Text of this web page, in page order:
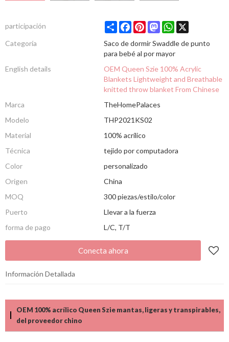
participación ShareFacebookPinterestMastodonWhatsApp
X
Categoría
Saco de dormir Swaddle de punto
para bebé al por mayor
English details
OEM Queen Szie 100% Acrylic
Blankets Lightweight and Breathable
knitted throw blanket From Chinese
Marca
TheHomePalaces
Modelo
THP2021KS02
Material
100% acrílico
Técnica
tejido por computadora
Color
personalizado
Origen
China
MOQ
300 piezas/estilo/color
Puerto
Llevar a la fuerza
forma de pago
L/C, T/T
Conecta ahora
Información Detallada
OEM 100% acrílico Queen Szie mantas, ligeras y transpirables,
del proveedor chino